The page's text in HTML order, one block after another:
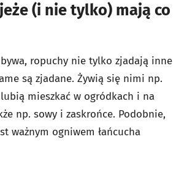
(i nie tylko) mają co
ropuchy nie tylko zjadają inne
są zjadane. Żywią się nimi np.
mieszkać w ogródkach i na
np. sowy i zaskrońce. Podobnie,
ważnym ogniwem łańcucha